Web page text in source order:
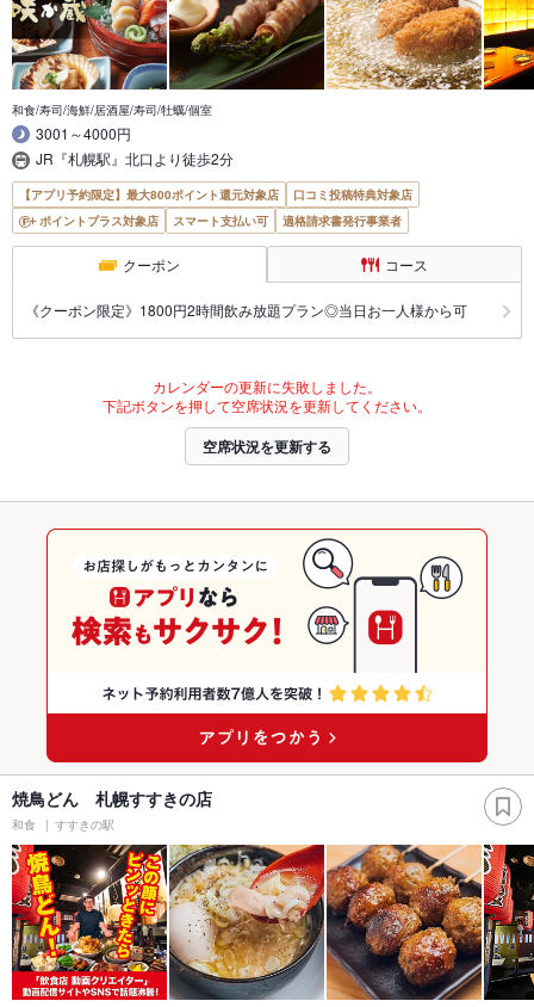
和食/寿司/海鮮/居酒屋/寿司/牡蠣/個室
3001～4000円
JR『札幌駅』北口より徒歩2分
【アプリ予約限定】最大800ポイント還元対象店
口コミ投稿特典対象店
ポイントプラス対象店
スマート支払い可 適格請求書発行事業者
クーポン コース
《クーポン限定》1800円2時間飲み放題プラン◎当日お一人様から可
カレンダーの更新に失敗しました。
下記ボタンを押して空席状況を更新してください。
空席状況を更新する
焼鳥どん 札幌すすきの店
和食 すすきの駅